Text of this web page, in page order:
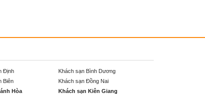
Định
Khách sạn Bình Dương
Biên
Khách sạn Đồng Nai
Hòa Khách sạn Kiên Giang